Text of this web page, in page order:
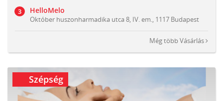
HelloMelo
Október huszonharmadika utca 8, IV. em., 1117 Budapest
Még többVásárlás
Szépség